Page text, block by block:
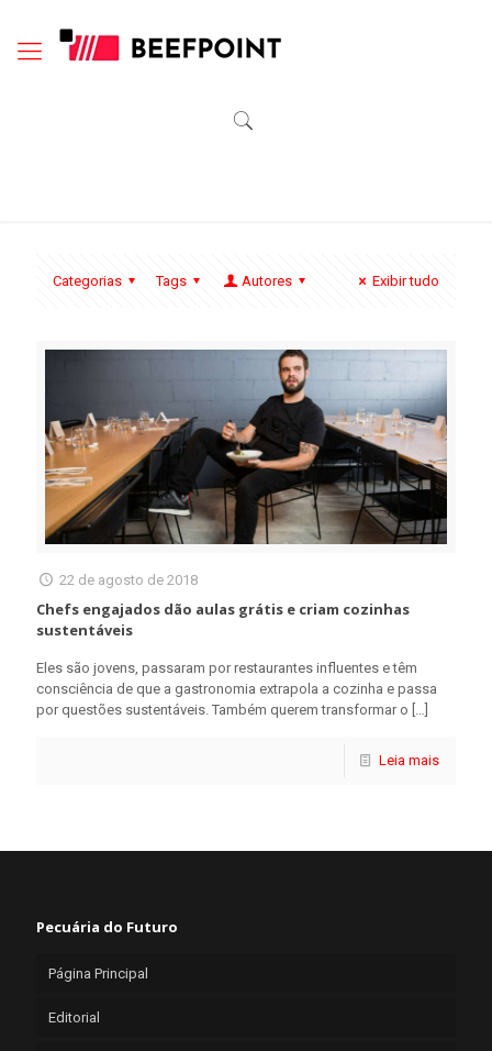
Categorias Tags Autores Exibir tudo
22 de agosto de 2018
Chefs engajados dão aulas grátis e criam cozinhas
sustentáveis
Eles são jovens, passaram por restaurantes influentes e têm
consciência de que a gastronomia extrapola a cozinha e passa
por questões sustentáveis. Também querem transformar o […]
Leia mais
Pecuária do Futuro
Página Principal
Editorial